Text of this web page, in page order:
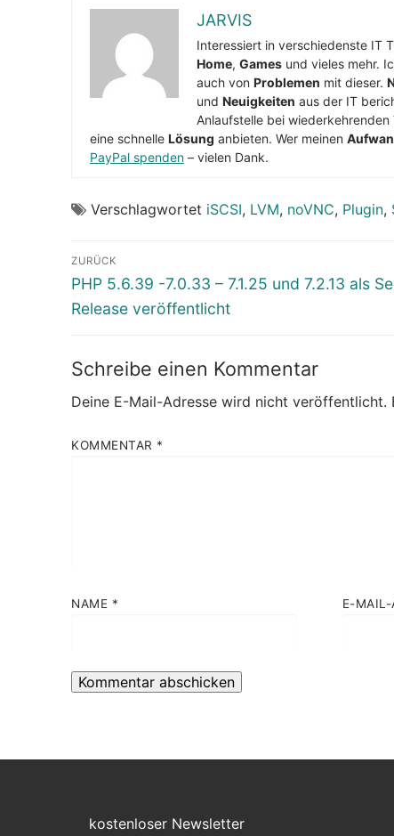
JARVIS
Interessiert in verschiedenste IT
Home, Games und vieles mehr.
auch von Problemen mit dieser.
und Neuigkeiten aus der IT
Anlaufstelle bei
eine schnelle Lösung anbieten. Wer meinen
PayPal spenden – vielen Dank.
Verschlagwortet iSCSI, LVM, noVNC, Plugin,
Beitragsnavigation
ZURÜCK
Vorheriger
Beitrag:
PHP 5.6.39 -7.0.33 – 7.1.25 und 7.2.13 als
Release veröffentlicht
Schreibe einen Kommentar
Deine E-Mail-Adresse wird nicht veröffentlicht.
KOMMENTAR *
NAME * E-MAIL-
kostenloser Newsletter